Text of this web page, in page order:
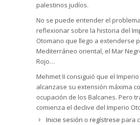
palestinos judíos.
No se puede entender el
reflexionar sobre la historia del
Otomano que llego a extenderse
Mediterráneo oriental, el Mar
Rojo…
Mehmet II consiguió que el
alcanzase su extensión máxima
ocupación de los Balcanes. Pero
comienza el declive del Imperio
poco a poco ver disminuir su
Inicie sesión o regístrese para